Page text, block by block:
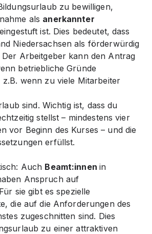
zu bewilligen,
als anerkannter
ist. Dies bedeutet, dass
Niedersachsen als förderwürdig
Der Arbeitgeber kann den Antrag
betriebliche Gründe
z.B. wenn zu viele Mitarbeiter
sind. Wichtig ist, dass du
stellst – mindestens vier
vor Beginn des Kurses – und die
erfüllst.
Auch Beamt:innen in
Anspruch auf
sie gibt es spezielle
die auf die Anforderungen des
zugeschnitten sind. Dies
zu einer attraktiven